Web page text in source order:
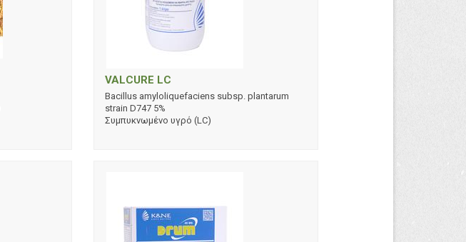
VALCURE LC
Bacillus amyloliquefaciens subsp. plantarum
strain D747 5%
Συμπυκνωμένο υγρό (LC)